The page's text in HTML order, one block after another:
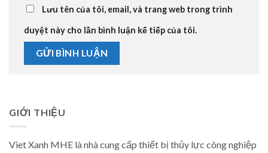
Lưu tên của tôi, email, và trang web trong trình
duyệt này cho lần bình luận kế tiếp của tôi.
GIỚI THIỆU
Viet Xanh MHE là nhà cung cấp thiết bị thủy lực công nghiệp